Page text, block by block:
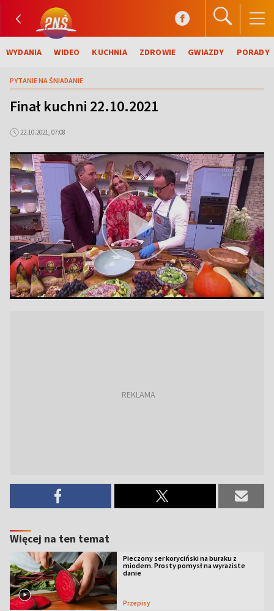
WYDANIA WIDEO KUCHNIA ZDROWIE GWIAZDY PORADY
PYTANIE NA ŚNIADANIE
Finał kuchni 22.10.2021
22.10.2021, 07:08
Więcej na ten temat
Pieczony ser koryciński na buraku z
miodem. Prosty pomysł na wyraziste
danie
Przepisy